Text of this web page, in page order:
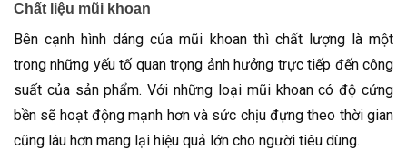
Chất liệu mũi khoan
Bên cạnh hình dáng của mũi khoan thì chất lượng là một
trong những yếu tố quan trọng ảnh hưởng trực tiếp đến công
suất của sản phẩm. Với những loại mũi khoan có độ cứng
bền sẽ hoạt động mạnh hơn và sức chịu đựng theo thời gian
cũng lâu hơn mang lại hiệu quả lớn cho người tiêu dùng.